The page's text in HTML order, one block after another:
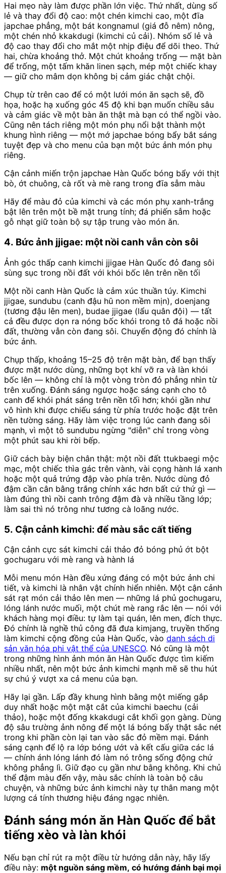
Hai mẹo này làm được phần lớn việc. Thứ nhất, dùng số
lẻ và thay đổi độ cao: một chén kimchi cao, một đĩa
japchae phẳng, một bát kongnamul (giá đỗ nêm) nông,
một chén nhỏ kkakdugi (kimchi củ cải). Nhóm số lẻ và
độ cao thay đổi cho mắt một nhịp điệu để dõi theo. Thứ
hai, chừa khoảng thở. Một chút khoảng trống — mặt bàn
để trống, một tấm khăn linen sạch, mép một chiếc khay
— giữ cho mâm dọn không bị cảm giác chật chội.
Chụp từ trên cao để có một lưới món ăn sạch sẽ, đồ
họa, hoặc hạ xuống góc 45 độ khi bạn muốn chiều sâu
và cảm giác về một bàn ăn thật mà bạn có thể ngồi vào.
Cũng nên tách riêng một món phụ nổi bật thành một
khung hình riêng — một mớ japchae bóng bẩy bắt sáng
tuyệt đẹp và cho menu của bạn một bức ảnh món phụ
riêng.
Cận cảnh miến trộn japchae Hàn Quốc bóng bẩy với thịt
bò, ớt chuông, cà rốt và mè rang trong đĩa sẫm màu
Hãy để màu đỏ của kimchi và các món phụ xanh-trắng
bật lên trên một bề mặt trung tính; đá phiến sẫm hoặc
gỗ nhạt giữ toàn bộ sự tập trung vào món ăn.
4. Bức ảnh jjigae: một nồi canh vẫn còn sôi
Ảnh góc thấp canh kimchi jjigae Hàn Quốc đỏ đang sôi
sùng sục trong nồi đất với khói bốc lên trên nền tối
Một nồi canh Hàn Quốc là cảm xúc thuần túy. Kimchi
jjigae, sundubu (canh đậu hũ non mềm mịn), doenjang
(tương đậu lên men), budae jjigae (lẩu quân đội) — tất
cả đều được dọn ra nóng bốc khói trong tô đá hoặc nồi
đất, thường vẫn còn đang sôi. Chuyển động đó chính là
bức ảnh.
Chụp thấp, khoảng 15–25 độ trên mặt bàn, để bạn thấy
được mặt nước dùng, những bọt khí vỡ ra và làn khói
bốc lên — không chỉ là một vòng tròn đỏ phẳng nhìn từ
trên xuống. Đánh sáng ngược hoặc sáng cạnh cho tô
canh để khói phát sáng trên nền tối hơn; khói gần như
vô hình khi được chiếu sáng từ phía trước hoặc đặt trên
nền tường sáng. Hãy làm việc trong lúc canh đang sôi
mạnh, vì một tô sundubu ngừng "diễn" chỉ trong vòng
một phút sau khi rời bếp.
Giữ cách bày biện chân thật: một nồi đất ttukbaegi mộc
mạc, một chiếc thìa gác trên vành, vài cọng hành lá xanh
hoặc một quả trứng đập vào phía trên. Nước dùng đỏ
đậm cần cân bằng trắng chính xác hơn bất cứ thứ gì —
làm đúng thì nồi canh trông đậm đà và nhiều tầng lớp;
làm sai thì nó trông như tương cà loãng nước.
5. Cận cảnh kimchi: để màu sắc cất tiếng
Cận cảnh cực sát kimchi cải thảo đỏ bóng phủ ớt bột
gochugaru với mè rang và hành lá
Mỗi menu món Hàn đều xứng đáng có một bức ảnh chi
tiết, và kimchi là nhân vật chính hiển nhiên. Một cận cảnh
sát rạt món cải thảo lên men — những lá phủ gochugaru,
lóng lánh nước muối, một chút mè rang rắc lên — nói với
khách hàng mọi điều: tự làm tại quán, lên men, đích thực.
Đó chính là nghề thủ công đã đưa kimjang, truyền thống
làm kimchi cộng đồng của Hàn Quốc, vào danh sách di
sản văn hóa phi vật thể của UNESCO. Nó cũng là một
trong những hình ảnh món ăn Hàn Quốc được tìm kiếm
nhiều nhất, nên một bức ảnh kimchi mạnh mẽ sẽ thu hút
sự chú ý vượt xa cả menu của bạn.
Hãy lại gần. Lấp đầy khung hình bằng một miếng gắp
duy nhất hoặc một mặt cắt của kimchi baechu (cải
thảo), hoặc một đống kkakdugi cắt khối gọn gàng. Dùng
độ sâu trường ảnh nông để một lá bóng bẩy thật sắc nét
trong khi phần còn lại tan vào sắc đỏ mềm mại. Đánh
sáng cạnh để lộ ra lớp bóng ướt và kết cấu giữa các lá
— chính ánh lóng lánh đó làm nó trông sống động chứ
không phẳng lì. Giữ đạo cụ gần như bằng không. Khi chủ
thể đậm màu đến vậy, màu sắc chính là toàn bộ câu
chuyện, và những bức ảnh kimchi này tự thân mang một
lượng cá tính thương hiệu đáng ngạc nhiên.
Đánh sáng món ăn Hàn Quốc để bắt
tiếng xèo và làn khói
Nếu bạn chỉ rút ra một điều từ hướng dẫn này, hãy lấy
điều này: một nguồn sáng mềm, có hướng đánh bại mọi